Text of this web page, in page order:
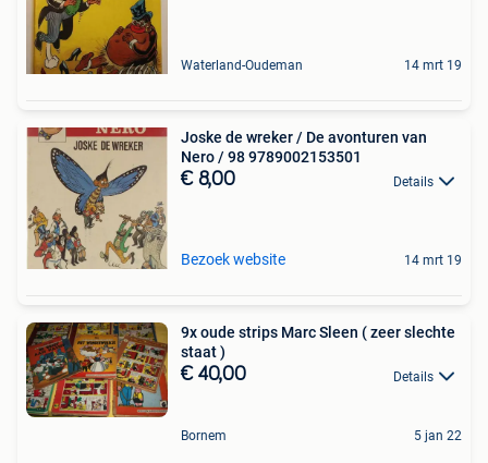
Waterland-Oudeman 14 mrt 19
Joske de wreker / De avonturen van
Nero / 98 9789002153501
€ 8,00 Details
Bezoek website 14 mrt 19
9x oude strips Marc Sleen ( zeer slechte
staat )
€ 40,00 Details
Bornem 5 jan 22